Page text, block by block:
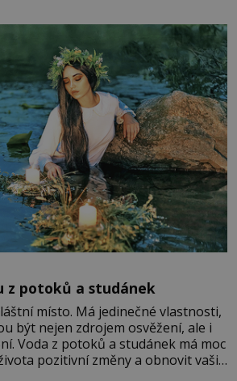
na sukni,“ zhodnotí švadlena
„Ošidili vás, podívejte.“
z potoků a studánek
místo. Má jedinečné vlastnosti,
být nejen zdrojem osvěžení, ale i
Voda z potoků a studánek má moc
pozitivní změny a obnovit vaši